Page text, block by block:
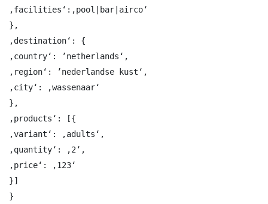
‚facilities‘:‚pool|bar|airco‘
},
‚destination‘: {
‚country‘: ’netherlands‘,
‚region‘: ’nederlandse kust‘,
‚city‘: ‚wassenaar‘
},
‚products‘: [{
‚variant‘: ‚adults‘,
‚quantity‘: ‚2‘,
‚price‘: ‚123‘
}]
}